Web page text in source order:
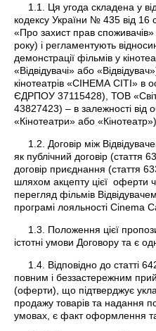
1.1. Ця угода складена у
кодексу України № 435 від 16
«Про захист прав
року) і регламентують
демонстрації фільмів у
«Відвідувачі» або
кінотеатрів «СІНЕМА СІТІ» в
ЄДРПОУ 37115428), ТОВ
43827423) – в залежності від
«Кінотеатри» або «Кінотеатр»).
1.2. Договір між
як публічний договір (стаття
договір приєднання (стаття
шляхом акцепту цієї оферти
перегляд фільмів
програмі лояльності Cinema
1.3. Положення цієї
істотні умови Договору та є
1.4. Відповідно до статті
повним і беззастережним
(оферти), що підтверджує
продажу товарів та надання
умовах, є факт оформлення